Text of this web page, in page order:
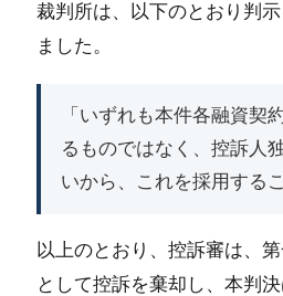
裁判所は、以下のとおり判
ました。
「いずれも本件各融資契
るものではなく、控訴人
いから、これを採用する
以上のとおり、控訴審は、
として控訴を棄却し、本判